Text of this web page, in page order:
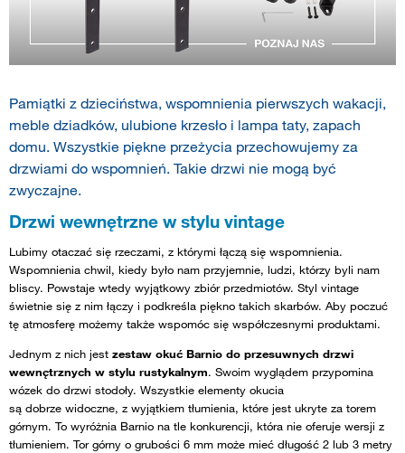
Pamiątki z dzieciństwa, wspomnienia pierwszych wakacji,
meble dziadków, ulubione krzesło i lampa taty, zapach
domu. Wszystkie piękne przeżycia przechowujemy za
drzwiami do wspomnień. Takie drzwi nie mogą być
zwyczajne.
Drzwi wewnętrzne w stylu vintage
Lubimy otaczać się rzeczami, z którymi łączą się wspomnienia.
Wspomnienia chwil, kiedy było nam przyjemnie, ludzi, którzy byli nam
bliscy. Powstaje wtedy wyjątkowy zbiór przedmiotów. Styl vintage
świetnie się z nim łączy i podkreśla piękno takich skarbów. Aby poczuć
tę atmosferę możemy także wspomóc się współczesnymi produktami.
Jednym z nich jest zestaw okuć Barnio do przesuwnych drzwi
wewnętrznych w stylu rustykalnym. Swoim wyglądem przypomina
wózek do drzwi stodoły. Wszystkie elementy okucia
są dobrze widoczne, z wyjątkiem tłumienia, które jest ukryte za torem
górnym. To wyróżnia Barnio na tle konkurencji, która nie oferuje wersji z
tłumieniem. Tor górny o grubości 6 mm może mieć długość 2 lub 3 metry